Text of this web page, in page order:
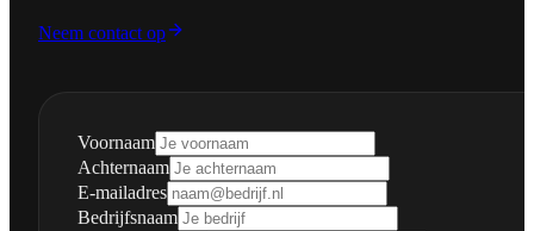
Neem contact op
Voornaam
Achternaam
E-mailadres
Bedrijfsnaam